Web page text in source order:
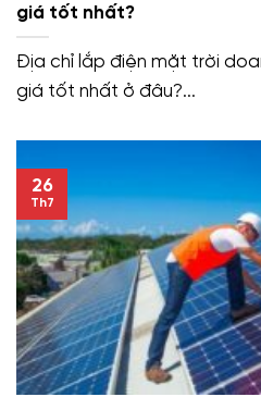
giá tốt nhất?
Địa chỉ lắp điện mặt trời
giá tốt nhất ở đâu?...
26
Th7